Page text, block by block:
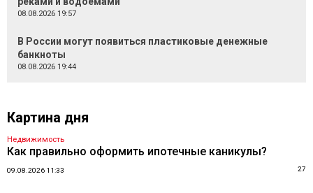
08.08.2026 19:57
В России могут появиться пластиковые денежные
банкноты
08.08.2026 19:44
Картина дня
Недвижимость
Как правильно оформить ипотечные каникулы?
09.08.2026 11:33 27